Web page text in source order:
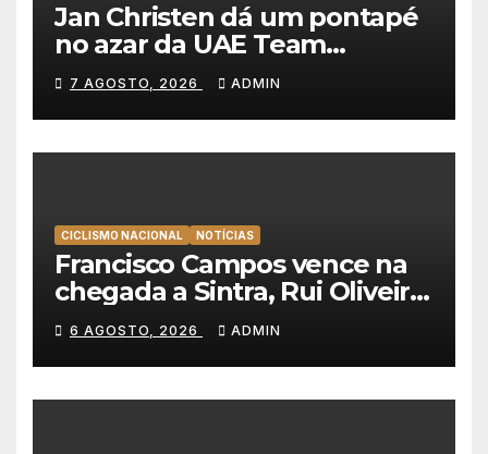
Jan Christen dá um pontapé
no azar da UAE Team
Emirates e vence na Volta a
Polónia
7 AGOSTO, 2026 ADMIN
CICLISMO NACIONAL NOTÍCIAS
Francisco Campos vence na
chegada a Sintra, Rui Oliveira
veste de amarelo na Volta a
Portugal
6 AGOSTO, 2026 ADMIN